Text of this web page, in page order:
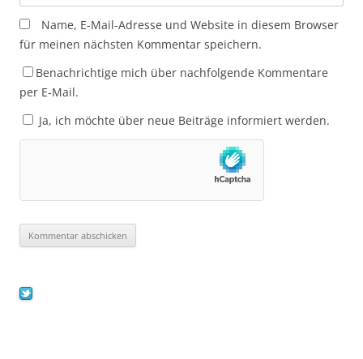
Name, E-Mail-Adresse und Website in diesem Browser
für meinen nächsten Kommentar speichern.
Benachrichtige mich über nachfolgende Kommentare
per E-Mail.
Ja, ich möchte über neue Beiträge informiert werden.